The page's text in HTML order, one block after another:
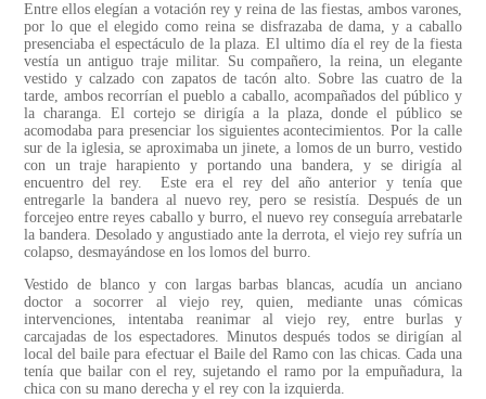
Entre ellos elegían a votación rey y reina de las fiestas, ambos varones,
por lo que el elegido como reina se disfrazaba de dama, y a caballo
presenciaba el espectáculo de la plaza. El ultimo día el rey de la fiesta
vestía un antiguo traje militar. Su compañero, la reina, un elegante
vestido y calzado con zapatos de tacón alto. Sobre las cuatro de la
tarde, ambos recorrían el pueblo a caballo, acompañados del público y
la charanga. El cortejo se dirigía a la plaza, donde el público se
acomodaba para presenciar los siguientes acontecimientos. Por la calle
sur de la iglesia, se aproximaba un jinete, a lomos de un burro, vestido
con un traje harapiento y portando una bandera, y se dirigía al
encuentro del rey. Este era el rey del año anterior y tenía que
entregarle la bandera al nuevo rey, pero se resistía. Después de un
forcejeo entre reyes caballo y burro, el nuevo rey conseguía arrebatarle
la bandera. Desolado y angustiado ante la derrota, el viejo rey sufría un
colapso, desmayándose en los lomos del burro.
Vestido de blanco y con largas barbas blancas, acudía un anciano
doctor a socorrer al viejo rey, quien, mediante unas cómicas
intervenciones, intentaba reanimar al viejo rey, entre burlas y
carcajadas de los espectadores. Minutos después todos se dirigían al
local del baile para efectuar el Baile del Ramo con las chicas. Cada una
tenía que bailar con el rey, sujetando el ramo por la empuñadura, la
chica con su mano derecha y el rey con la izquierda.